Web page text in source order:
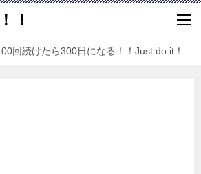
！
回続けたら300日になる！！Just do it！